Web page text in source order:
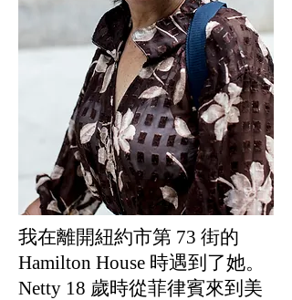
我在離開紐約市第 73 街的
Hamilton House 時遇到了她。
Netty 18 歲時從菲律賓來到美